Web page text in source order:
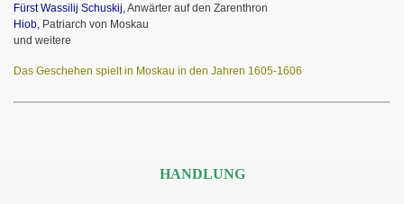
Fürst Wassilij Schuskij,Anwärter auf den Zarenthron
Hiob, Patriarch von Moskau
und weitere
Das Geschehen spielt in Moskau in den Jahren 1605-1606
HANDLUNG